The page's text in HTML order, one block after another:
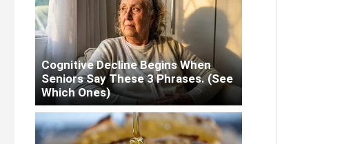
Cognitive Decline Begins When
Seniors Say These 3 Phrases. (See
Which Ones)